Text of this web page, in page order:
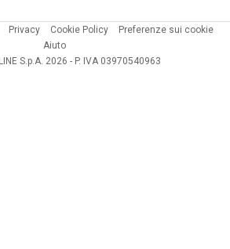
Privacy Cookie Policy
Preferenze sui cookie
Aiuto
S.p.A. 2026 - P. IVA 03970540963